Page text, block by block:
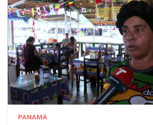
PANAMÁ